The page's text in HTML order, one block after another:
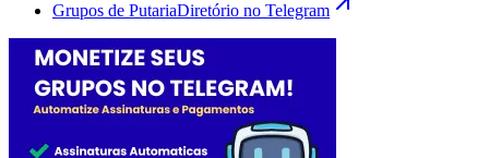
Grupos de PutariaDiretório no Telegram